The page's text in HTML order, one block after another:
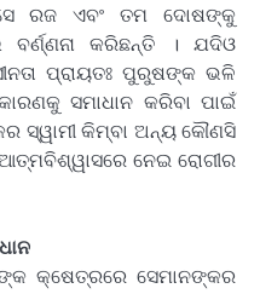
ରଜ ଏବଂ ତମ ଦୋଷଙ୍କୁ
ବର୍ଣ୍ଣନା କରିଛନ୍ତି । ଯଦିଓ
ପ୍ରାୟତଃ ପୁରୁଷଙ୍କ ଭଳି
ସମାଧାନ କରିବା ପାଇଁ
ସ୍ୱାମୀ କିମ୍ବା ଅନ୍ୟ କୌଣସି
ନେଇ ରୋଗୀର
କ୍ଷେତ୍ରରେ ସେମାନଙ୍କର